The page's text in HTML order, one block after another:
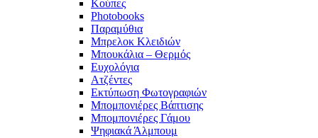
Κούπες
Photobooks
Παραμύθια
Μπρελοκ Κλειδιών
Μπουκάλια – Θερμός
Ευχολόγια
Ατζέντες
Εκτύπωση Φωτογραφιών
Μπομπονιέρες Βάπτισης
Μπομπονιέρες Γάμου
Ψηφιακά Άλμπουμ